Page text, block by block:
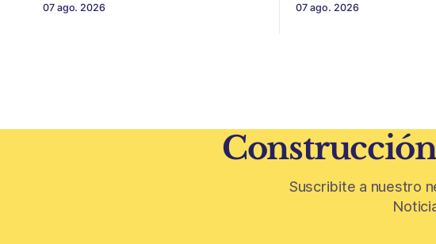
zonas con menor acceso histórico al
07 ago. 2026
desarrollo puede ser tan
07 ago. 2026
Suscribite a nuestro